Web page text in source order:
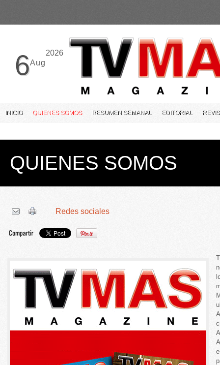
6Aug
2026
INICIO QUIENES SOMOS RESUMEN SEMANAL EDITORIAL
QUIENES SOMOS
Redes sociales